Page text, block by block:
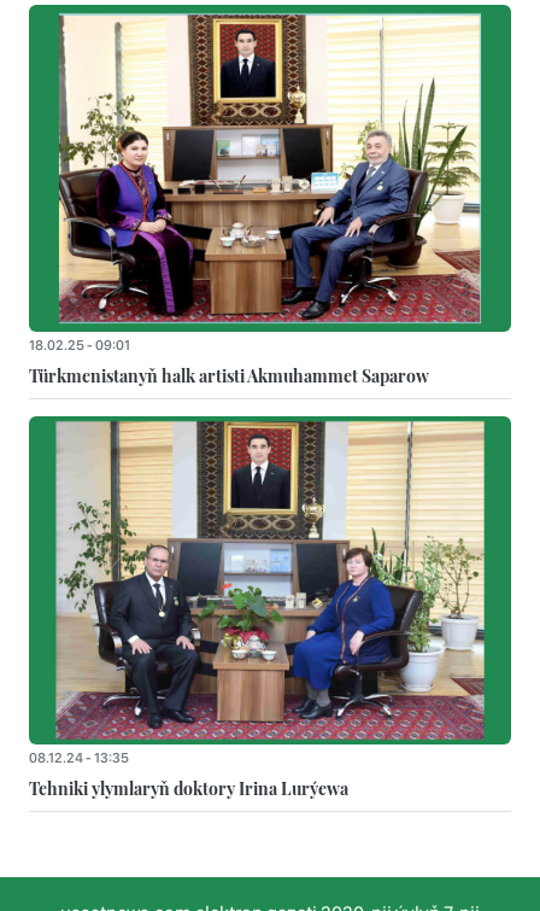
18.02.25 - 09:01
Türkmenistanyň halk artisti Akmuhammet Saparow
08.12.24 - 13:35
Tehniki ylymlaryň doktory Irina Lurýewa